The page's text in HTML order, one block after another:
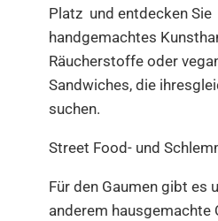
Platz und entdecken Sie
handgemachtes
Räucherstoffe oder
Sandwiches, die
suchen.
Street Food- und
Für den Gaumen gibt es
anderem hausgemachte